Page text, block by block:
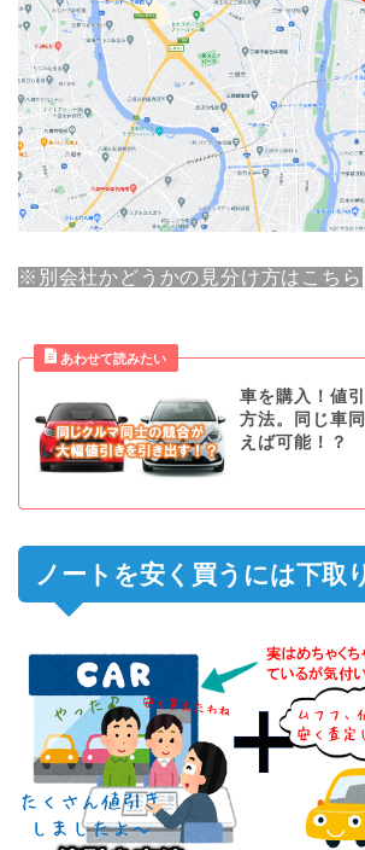
※別会社かどうかの見分け方はこちら
車を購入！値
方法。同じ車
えば可能！？
ノートを安く買うには下取